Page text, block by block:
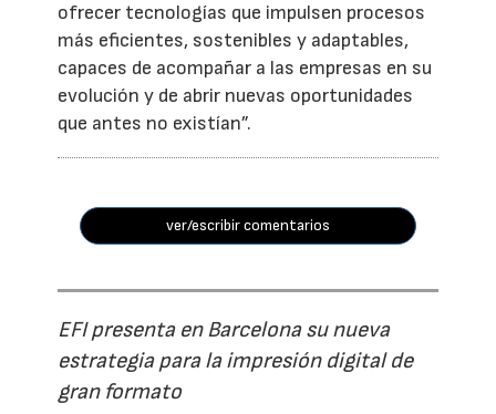
ofrecer tecnologías que impulsen procesos
más eficientes, sostenibles y adaptables,
capaces de acompañar a las empresas en su
evolución y de abrir nuevas oportunidades
que antes no existían”.
ver/escribir comentarios
EFI presenta en Barcelona su nueva
estrategia para la impresión digital de
gran formato